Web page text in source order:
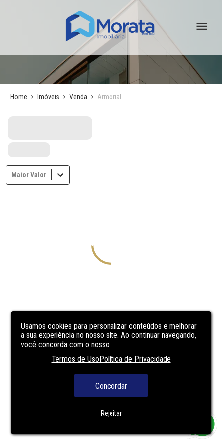
Usamos cookies para personalizar conteúdos e melhorar
a sua experiência no nosso site. Ao continuar navegando,
você concorda com o nosso
Termos de UsoPolítica de Privacidade
Concordar
Rejeitar
Home Imóveis Venda Armorial
Maior Valor